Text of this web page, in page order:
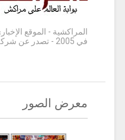
المراكشية - الموقع
في 2005 - تصدر عن شركة IMAR MED-SARL
معرض الصور